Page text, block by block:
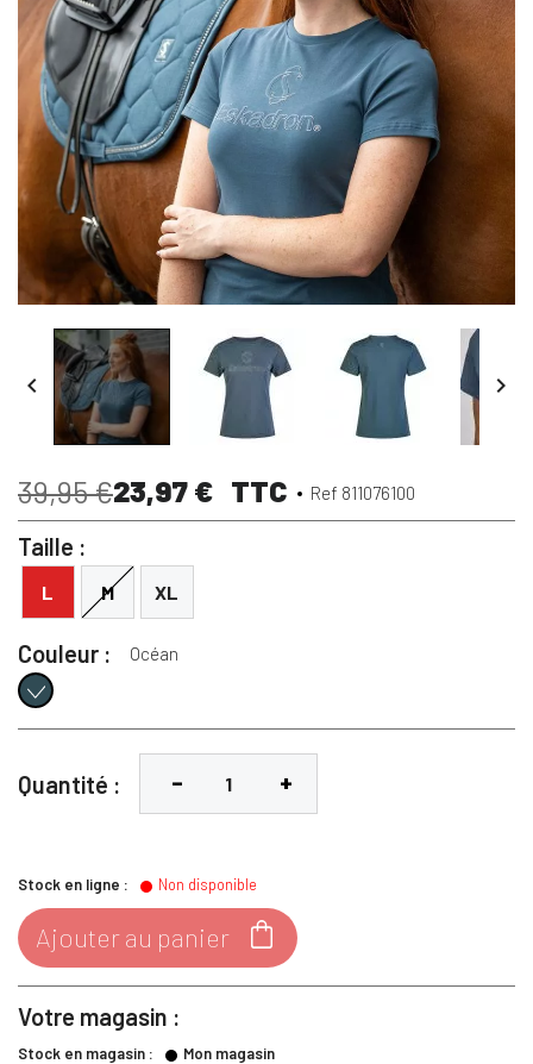
 
39,95 €23,97 € TTC Ref 811076100
Taille :
L M XL
Couleur : Océan
Océan
Quantité :
Stock en ligne : Non disponible

Ajouter au panier
Votre magasin :
Stock en magasin : Mon magasin